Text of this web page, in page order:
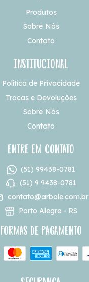
Produtos
Sobre Nós
Contato
Institucional
Política de Privacidade
Trocas e Devoluções
Sobre Nós
Contato
Entre em contato
(51) 99438-0781
(51) 9 9438-0781
contato@arbole.com.br
Porto Alegre - RS
Formas de pagamento